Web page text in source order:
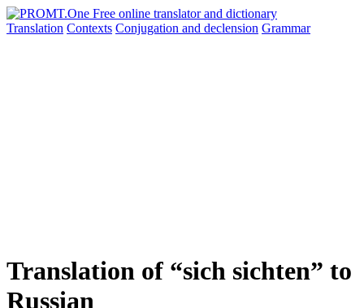
Translation Contexts Conjugation and declension Grammar
Translation of “sich sichten” to
Russian